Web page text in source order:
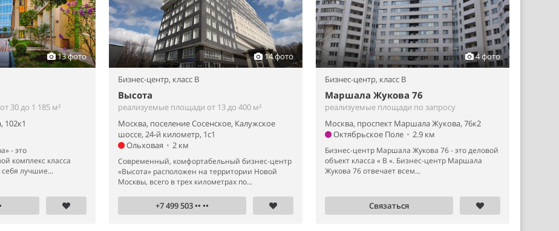
13 фото
30 до 1 185 м²
102к1
- это
комплекс класса
лучшие...
14 фото
Бизнес-центр, класс B
Высота
реализуемые площади от 13 до 400 м²
Москва, поселение Сосенское, Калужское
шоссе, 24-й километр, 1с1
Ольховая • 2 км
Современный, комфортабельный бизнес-центр
«Высота» расположен на территории Новой
Москвы, всего в трех километрах по...
+7 499 503 •• ••
4 фото
Бизнес-центр, класс B
Маршала Жукова 76
реализуемые площади по запросу
Москва, проспект Маршала Жукова, 76к2
Октябрьское Поле • 2.9 км
Бизнес-центр Маршала Жукова 76 - это деловой
объект класса « B «. Бизнес-центр Маршала
Жукова 76 отвечает всем...
Связаться